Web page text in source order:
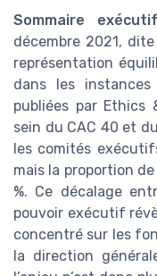
Sommaire
décembre 2021,
représentation
dans les
publiées par Ethics
sein du CAC 40 et
les comités
mais la proportion
%. Ce décalage
pouvoir exécutif
concentré sur les
la direction